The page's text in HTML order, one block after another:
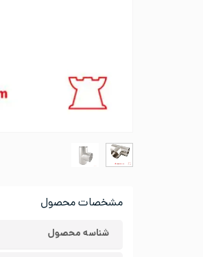
مشخصات محصول
شناسه محصول